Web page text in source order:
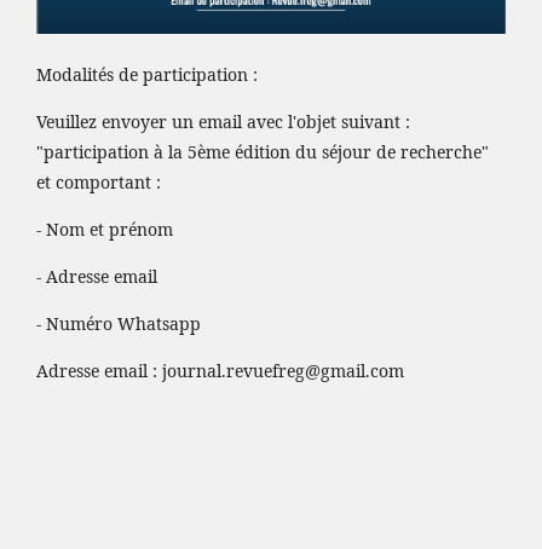
Modalités de participation :
Veuillez envoyer un email avec l'objet suivant :
"participation à la 5ème édition du séjour de recherche"
et comportant :
- Nom et prénom
- Adresse email
- Numéro Whatsapp
Adresse email : journal.revuefreg@gmail.com